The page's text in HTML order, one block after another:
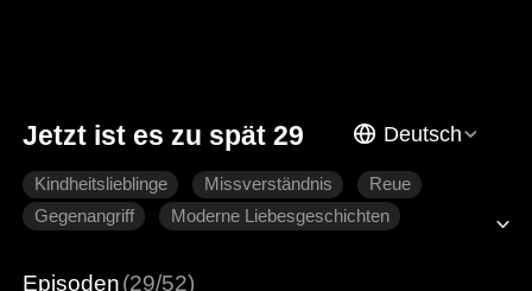
Jetzt ist es zu spät 29 Deutsch
Kindheitslieblinge Missverständnis
Reue
Gegenangriff
Moderne Liebesgeschichten
Episoden(29/52)